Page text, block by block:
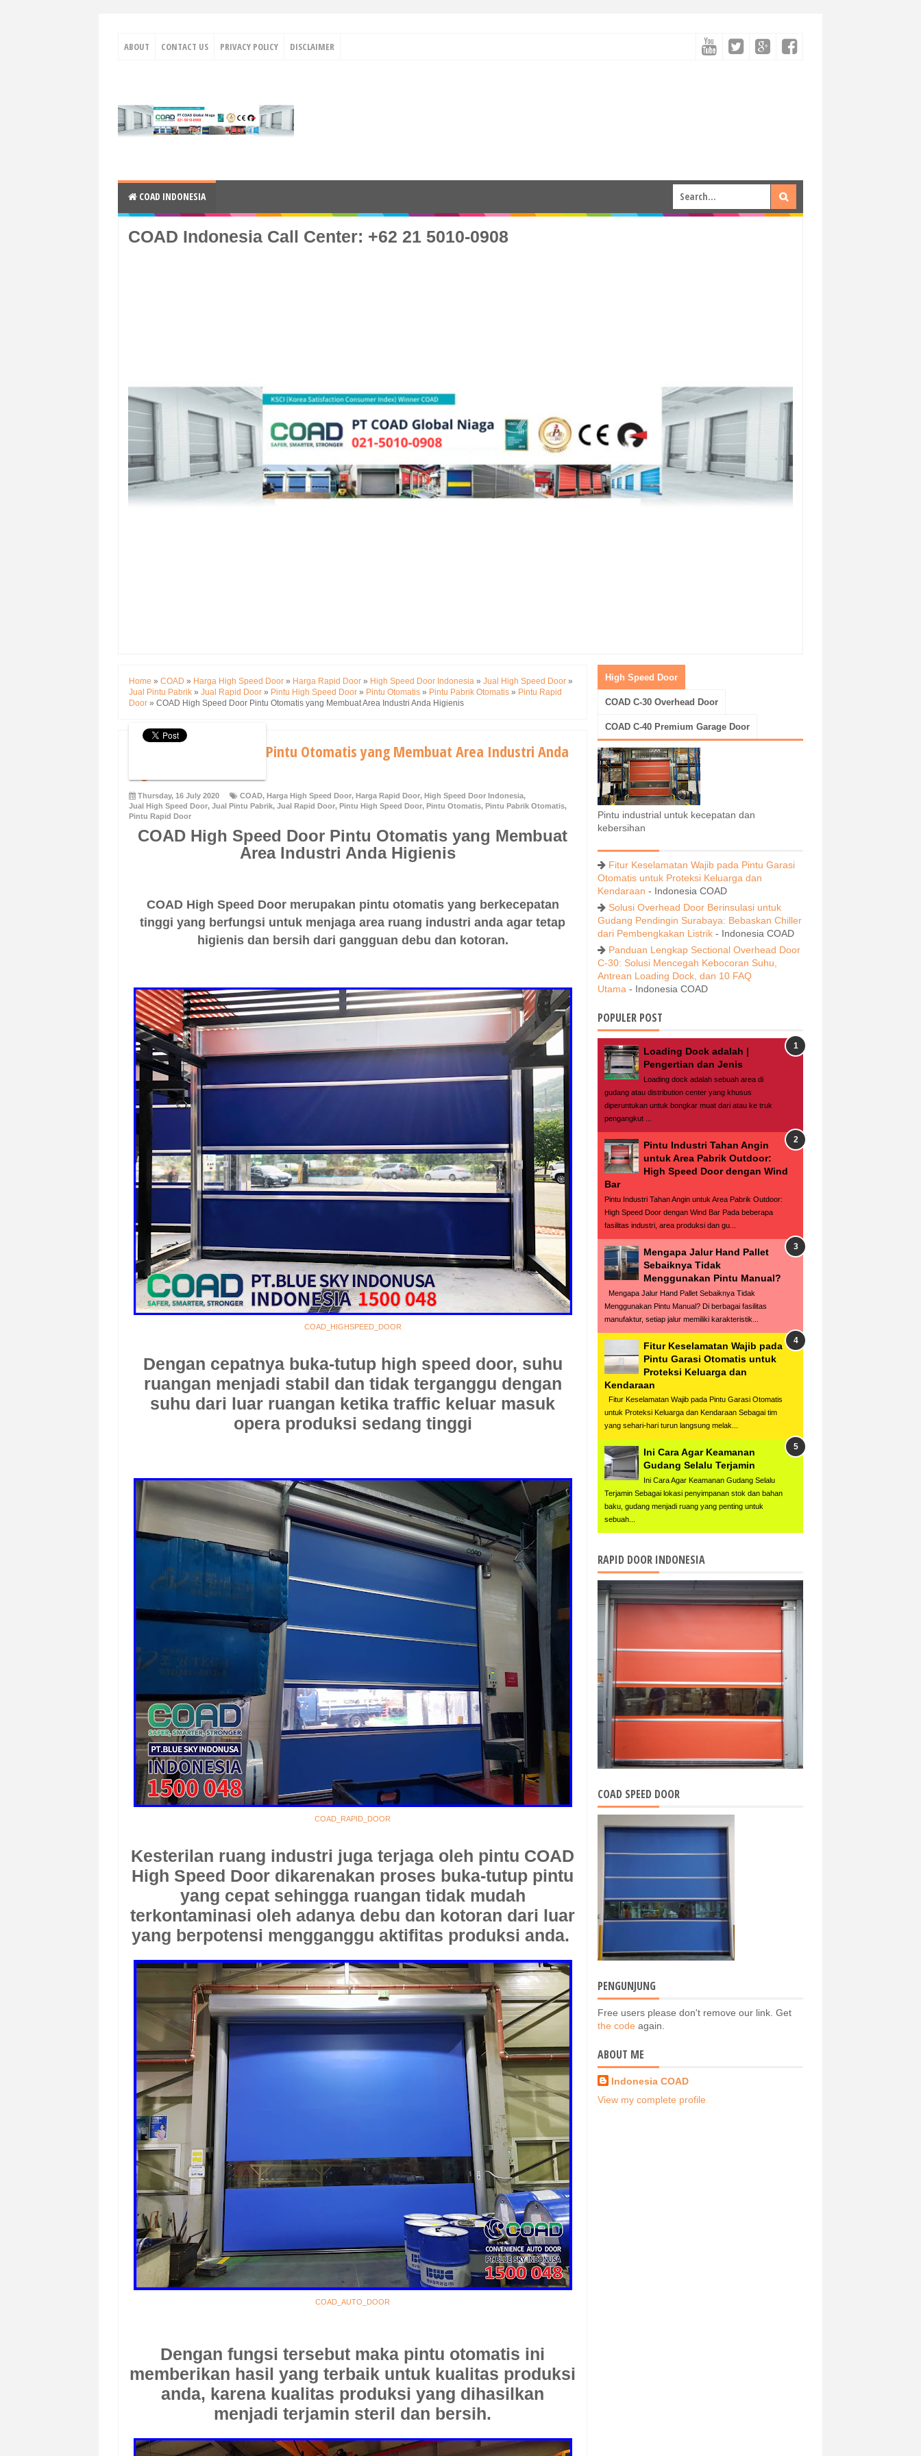
ABOUT CONTACT US PRIVACY POLICY DISCLAIMER
COAD INDONESIA
COAD Indonesia Call Center: +62 21 5010-0908
Home » COAD » Harga High Speed Door » Harga Rapid Door » High Speed Door Indonesia » Jual High Speed Door »
Jual Pintu Pabrik » Jual Rapid Door » Pintu High Speed Door » Pintu Otomatis » Pintu Pabrik Otomatis » Pintu Rapid
Door » COAD High Speed Door Pintu Otomatis yang Membuat Area Industri Anda Higienis
COAD High Speed Door Pintu Otomatis yang Membuat Area Industri Anda
Thursday, 16 July 2020 COAD, Harga High Speed Door, Harga Rapid Door, High Speed Door Indonesia,
Jual High Speed Door, Jual Pintu Pabrik, Jual Rapid Door, Pintu High Speed Door, Pintu Otomatis, Pintu Pabrik Otomatis,
Pintu Rapid Door
COAD High Speed Door Pintu Otomatis yang Membuat
Area Industri Anda Higienis
COAD High Speed Door merupakan pintu otomatis yang berkecepatan
tinggi yang berfungsi untuk menjaga area ruang industri anda agar tetap
higienis dan bersih dari gangguan debu dan kotoran.
COAD_HIGHSPEED_DOOR
Dengan cepatnya buka-tutup high speed door, suhu
ruangan menjadi stabil dan tidak terganggu dengan
suhu dari luar ruangan ketika traffic keluar masuk
opera produksi sedang tinggi
COAD_RAPID_DOOR
Kesterilan ruang industri juga terjaga oleh pintu COAD
High Speed Door dikarenakan proses buka-tutup pintu
yang cepat sehingga ruangan tidak mudah
terkontaminasi oleh adanya debu dan kotoran dari luar
yang berpotensi mengganggu aktifitas produksi anda.
COAD_AUTO_DOOR
Dengan fungsi tersebut maka pintu otomatis ini
memberikan hasil yang terbaik untuk kualitas produksi
anda, karena kualitas produksi yang dihasilkan
menjadi terjamin steril dan bersih.
High Speed Door
COAD C-30 Overhead Door
COAD C-40 Premium Garage Door
Pintu industrial untuk kecepatan dan
kebersihan
Fitur Keselamatan Wajib pada Pintu Garasi
Otomatis untuk Proteksi Keluarga dan
Kendaraan - Indonesia COAD
Solusi Overhead Door Berinsulasi untuk
Gudang Pendingin Surabaya: Bebaskan Chiller
dari Pembengkakan Listrik - Indonesia COAD
Panduan Lengkap Sectional Overhead Door
C-30: Solusi Mencegah Kebocoran Suhu,
Antrean Loading Dock, dan 10 FAQ
Utama - Indonesia COAD
POPULER POST
Loading Dock adalah |
Pengertian dan Jenis
Loading dock adalah sebuah area di
gudang atau distribution center yang khusus
diperuntukan untuk bongkar muat dari atau ke truk
pengangkut ...
Pintu Industri Tahan Angin
untuk Area Pabrik Outdoor:
High Speed Door dengan Wind
Bar
Pintu Industri Tahan Angin untuk Area Pabrik Outdoor:
High Speed Door dengan Wind Bar Pada beberapa
fasilitas industri, area produksi dan gu...
Mengapa Jalur Hand Pallet
Sebaiknya Tidak
Menggunakan Pintu Manual?
Mengapa Jalur Hand Pallet Sebaiknya Tidak
Menggunakan Pintu Manual? Di berbagai fasilitas
manufaktur, setiap jalur memiliki karakteristik...
Fitur Keselamatan Wajib pada
Pintu Garasi Otomatis untuk
Proteksi Keluarga dan
Kendaraan
Fitur Keselamatan Wajib pada Pintu Garasi Otomatis
untuk Proteksi Keluarga dan Kendaraan Sebagai tim
yang sehari-hari turun langsung melak...
Ini Cara Agar Keamanan
Gudang Selalu Terjamin
Ini Cara Agar Keamanan Gudang Selalu
Terjamin Sebagai lokasi penyimpanan stok dan bahan
baku, gudang menjadi ruang yang penting untuk
sebuah...
RAPID DOOR INDONESIA
COAD SPEED DOOR
PENGUNJUNG
Free users please don't remove our link. Get
the code again.
ABOUT ME
Indonesia COAD
View my complete profile